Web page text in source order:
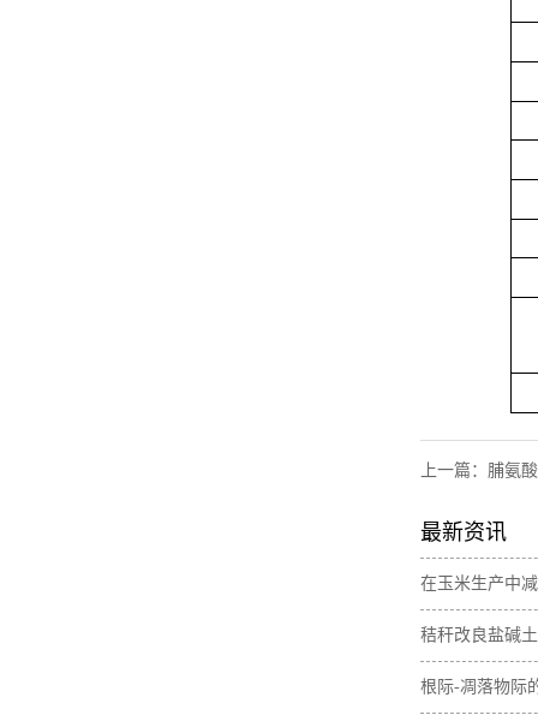
上一篇： 脯氨
最新资讯
在玉米生产中
肥间作增加土
素含量
秸秆改良盐碱
与无机碳损失
根际-凋落物际